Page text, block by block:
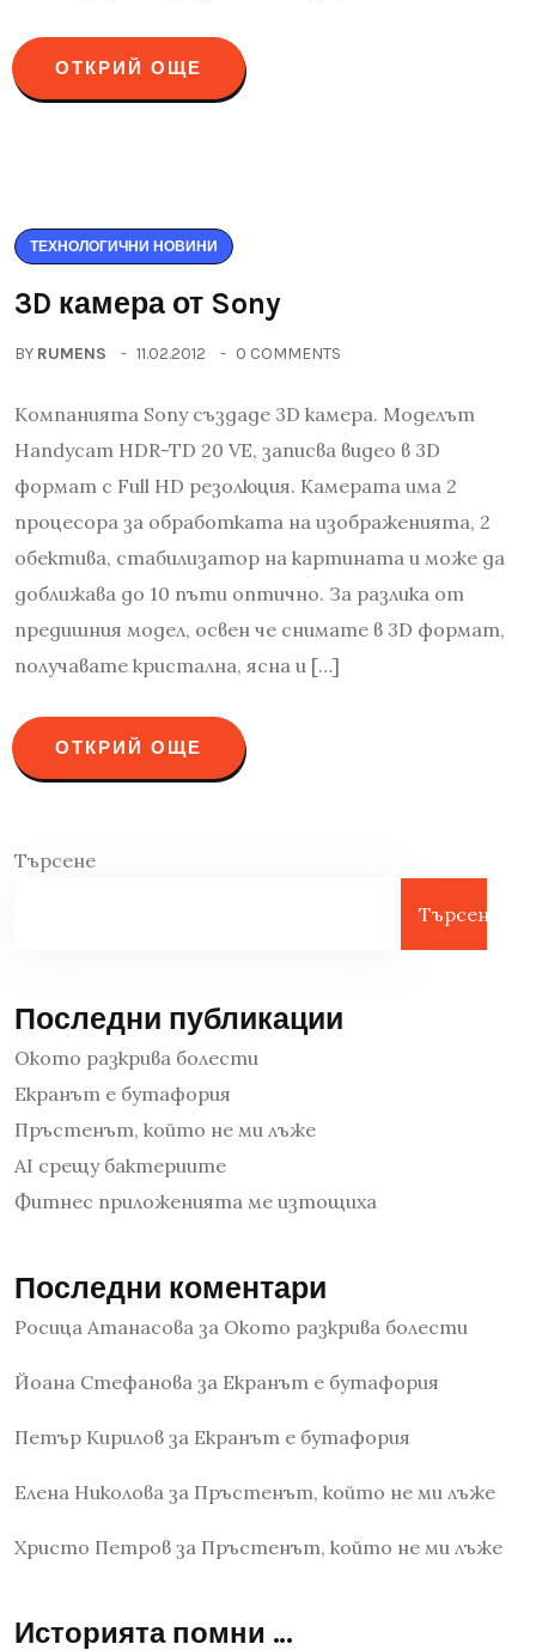
ОТКРИЙ ОЩЕ
ТЕХНОЛОГИЧНИ НОВИНИ
3D камера от Sony
BY RUMENS 11.02.2012 0 COMMENTS
Компанията Sony създаде 3D камера. Моделът
Handycam HDR-TD 20 VE, записва видео в 3D
формат с Full HD резолюция. Камерата има 2
процесора за обработката на изображенията, 2
обектива, стабилизатор на картината и може да
доближава до 10 пъти оптично. За разлика от
предишния модел, освен че снимате в 3D формат,
получавате кристална, ясна и […]
ОТКРИЙ ОЩЕ
Търсене
Търсене
Последни публикации
Окото разкрива болести
Екранът е бутафория
Пръстенът, който не ми лъже
AI срещу бактериите
Фитнес приложенията ме изтощиха
Последни коментари
Росица Атанасова за Окото разкрива болести
Йоана Стефанова за Екранът е бутафория
Петър Кирилов за Екранът е бутафория
Елена Николова за Пръстенът, който не ми лъже
Христо Петров за Пръстенът, който не ми лъже
Историята помни …